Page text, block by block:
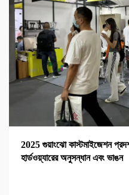
2025 গুয়াংঝো কাস্টমাইজেশন
হার্ডওয়্যারের অনুসন্ধান এবং ভাঙন